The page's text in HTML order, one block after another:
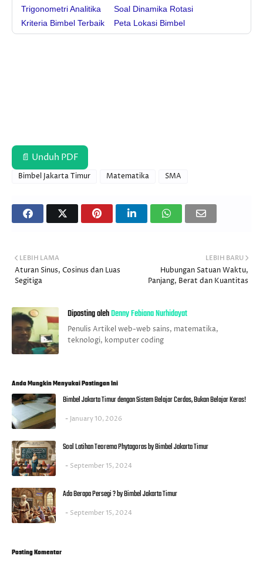
Trigonometri Analitika
Kriteria Bimbel Terbaik
Soal Dinamika Rotasi
Peta Lokasi Bimbel
📄 Unduh PDF
Bimbel Jakarta Timur Matematika SMA
LEBIH BARU
Hubungan Satuan Waktu,
Panjang, Berat dan Kuantitas
LEBIH LAMA
Aturan Sinus, Cosinus dan Luas
Segitiga
Diposting olehDenny Febiana Nurhidayat
Penulis Artikel web-web sains, matematika,
teknologi, komputer coding
Anda Mungkin Menyukai Postingan Ini
Bimbel Jakarta Timur dengan Sistem Belajar Cerdas, Bukan Belajar Keras!
January 10, 2026
Soal Latihan Teorema Phytagoras by Bimbel Jakarta Timur
September 15, 2024
Ada Berapa Persegi ? by Bimbel Jakarta Timur
September 15, 2024
Posting Komentar